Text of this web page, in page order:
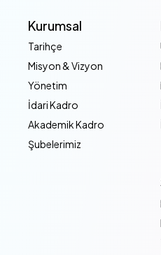
Kurumsal
Tarihçe
Misyon & Vizyon
Yönetim
İdari Kadro
Akademik Kadro
Şubelerimiz